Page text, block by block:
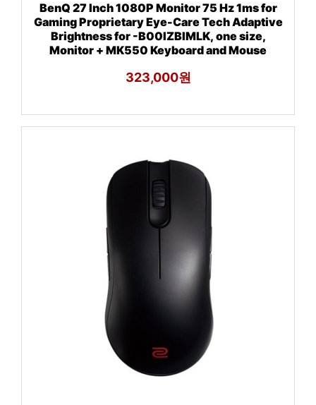
BenQ 27 Inch 1080P Monitor 75 Hz 1ms for
Gaming Proprietary Eye-Care Tech Adaptive
Brightness for -B00IZBIMLK, one size,
Monitor + MK550 Keyboard and Mouse
323,000원